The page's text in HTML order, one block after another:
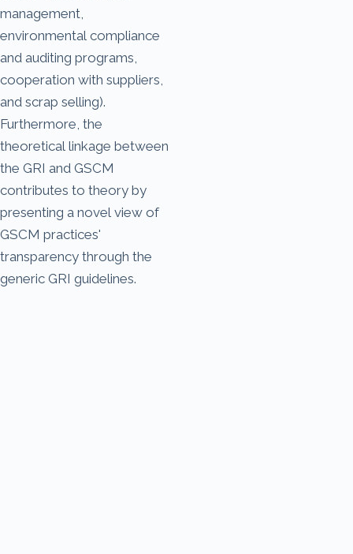
management,
environmental compliance
and auditing programs,
cooperation with suppliers,
and scrap selling).
Furthermore, the
theoretical linkage between
the GRI and GSCM
contributes to theory by
presenting a novel view of
GSCM practices'
transparency through the
generic GRI guidelines.